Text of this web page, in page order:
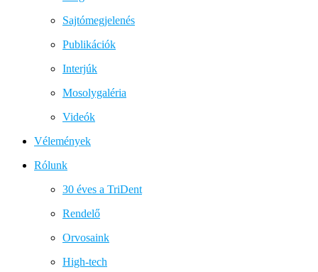
Sajtómegjelenés
Publikációk
Interjúk
Mosolygaléria
Videók
Vélemények
Rólunk
30 éves a TriDent
Rendelő
Orvosaink
High-tech